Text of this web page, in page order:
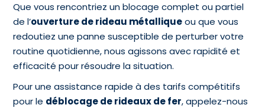
Que vous rencontriez un blocage complet ou partiel
de l’ouverture de rideau métalliqueou que vous
redoutiez une panne susceptible de perturber votre
routine quotidienne, nous agissons avec rapidité et
efficacité pour résoudre la situation.
Pour une assistance rapide à des tarifs compétitifs
pour le déblocage de rideaux de fer, appelez-nous